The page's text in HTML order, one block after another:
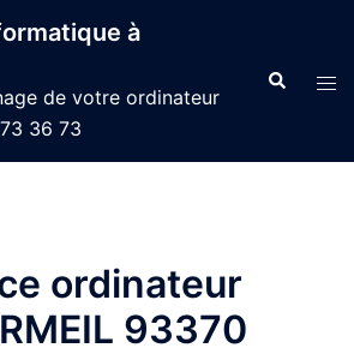
à
de votre ordinateur
36 73
ordinateur
93370